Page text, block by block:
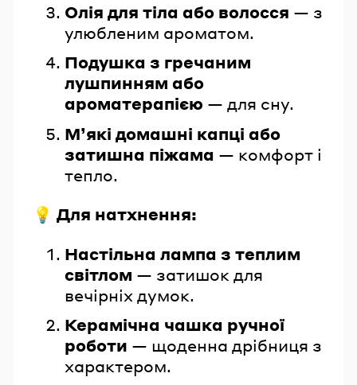
Олія для тіла або волосся — з
улюбленим ароматом.
Подушка з гречаним
лушпинням або
ароматерапією — для сну.
М’які домашні капці або
затишна піжама — комфорт і
тепло.
💡 Для натхнення:
Настільна лампа з теплим
світлом — затишок для
вечірніх думок.
Керамічна чашка ручної
роботи — щоденна дрібниця з
характером.